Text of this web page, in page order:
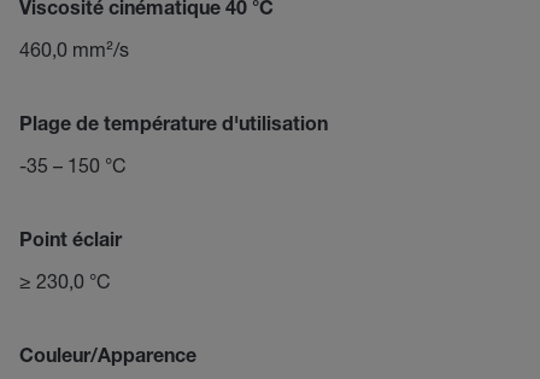
Viscosité cinématique 40 °C
460,0 mm²/s
Plage de température d'utilisation
-35 – 150 °C
Point éclair
≥ 230,0 °C
Couleur/Apparence